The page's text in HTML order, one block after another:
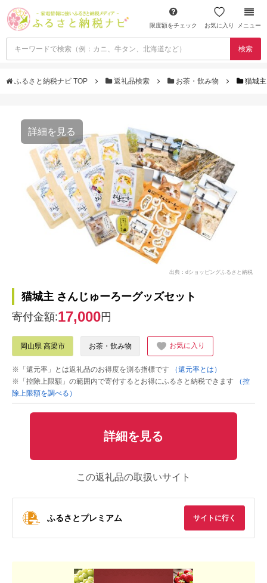
限度額をチェック お気に入り メニュー
検索
ふるさと納税ナビ TOP 返礼品検索 お茶・飲み物 猫城
詳細を見る
出典：dショッピングふるさと納税
猫城主 さんじゅーろーグッズセット
寄付金額:17,000円
岡山県 高梁市 お茶・飲み物 お気に入り
※「還元率」とは返礼品のお得度を測る指標です
（還元率とは）
※「控除上限額」の範囲内で寄付するとお得にふるさと納税できます
（控
除上限額を調べる）
詳細を見る
この返礼品の取扱いサイト
ふるさとプレミアム サイトに行く